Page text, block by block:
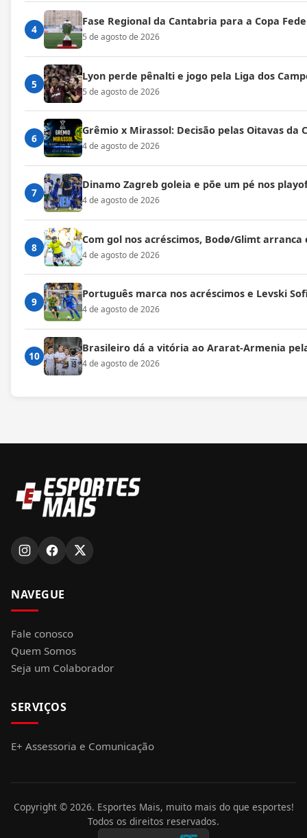
4
Fase Regional da Cantabria para a Copa
5 de agosto de 2026
5
Lyon perde pênalti e jogo pela Liga dos
5 de agosto de 2026
6
Grêmio x Mirassol: Decisão pelas Oitavas da
4 de agosto de 2026
7
Dinamo Zagreb goleia e põe um pé nos
4 de agosto de 2026
8
Com gol nos acréscimos, Bodø/Glimt arranca
4 de agosto de 2026
9
Português marca nos acréscimos e Levski
4 de agosto de 2026
10
Brasileiro dá a vitória ao Ararat-Armenia
4 de agosto de 2026
NAVEGUE
Fale conosco
Quem Somos
Seja um Colaborador
SERVIÇOS
E+ Assessoria e Comunicação
Copyright © 2026. Esportes Mais, muito mais do que esportes!
Todos os direitos reservados.